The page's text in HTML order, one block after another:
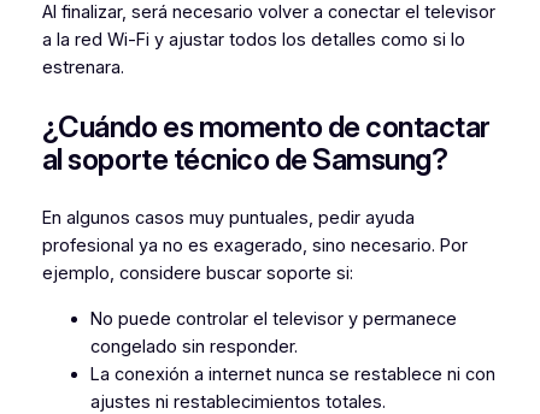
Al finalizar, será necesario volver a conectar el televisor
a la red Wi-Fi y ajustar todos los detalles como si lo
estrenara.
¿Cuándo es momento de contactar
al soporte técnico de Samsung?
En algunos casos muy puntuales, pedir ayuda
profesional ya no es exagerado, sino necesario. Por
ejemplo, considere buscar soporte si:
No puede controlar el televisor y permanece
congelado sin responder.
La conexión a internet nunca se restablece ni con
ajustes ni restablecimientos totales.